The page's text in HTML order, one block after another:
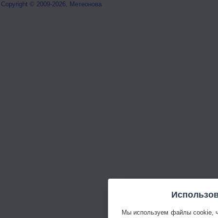
Copyright © 2009-2026, Метеонова
Мы используем файлы cookie,